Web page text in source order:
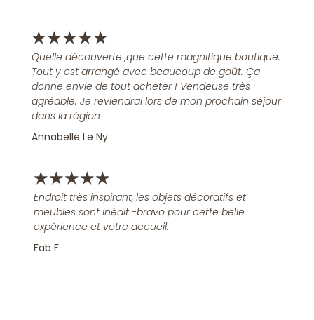
★★★★★
Quelle découverte ,que cette magnifique boutique.
Tout y est arrangé avec beaucoup de goût. Ça
donne envie de tout acheter ! Vendeuse très
agréable. Je reviendrai lors de mon prochain séjour
dans la région
Annabelle Le Ny
★★★★★
Endroit très inspirant, les objets décoratifs et
meubles sont inédit -bravo pour cette belle
expérience et votre accueil.
Fab F